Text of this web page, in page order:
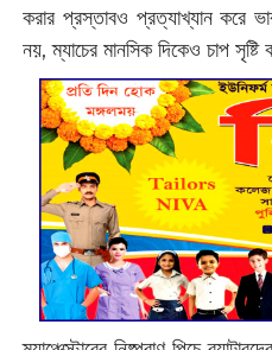
করার প্রস্তাবও প্রত্যাখ্যান করে
নয়, ম্যাচের মানসিক দিকেও চাপ